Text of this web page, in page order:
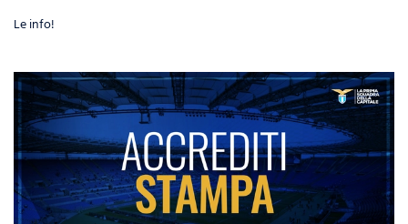
Le info!